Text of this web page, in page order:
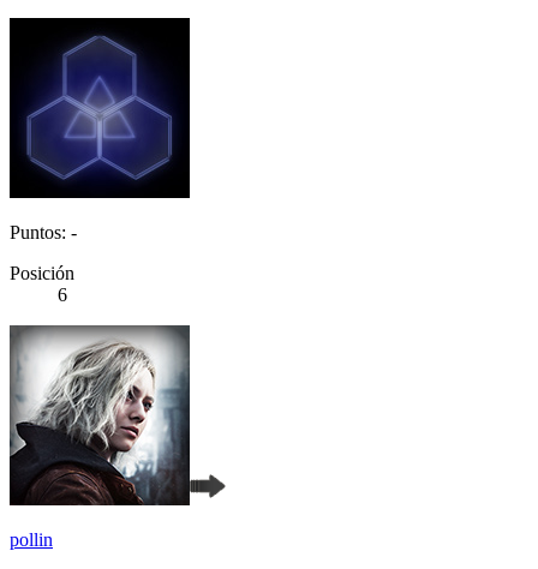
Puntos: -
Posición
6
pollin